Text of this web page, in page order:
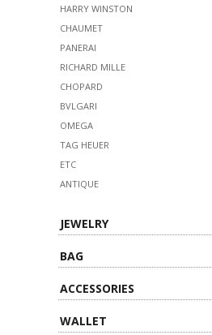
HARRY WINSTON
CHAUMET
PANERAI
RICHARD MILLE
CHOPARD
BVLGARI
OMEGA
TAG HEUER
ETC
ANTIQUE
JEWELRY
BAG
ACCESSORIES
WALLET